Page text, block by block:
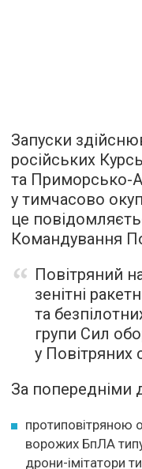
Запуски
російських
та Приморсько-
у тимчасово
це
Командування
Повітряний
зенітні
та
групи Сил
у Повітряних
За попередніми
протиповітряною
ворожих БпЛА
дрони-імітатори